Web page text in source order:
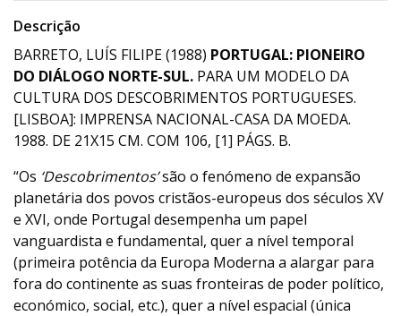
Descrição
BARRETO, LUÍS FILIPE (1988) PORTUGAL: PIONEIRO
DO DIÁLOGO NORTE-SUL. PARA UM MODELO DA
CULTURA DOS DESCOBRIMENTOS PORTUGUESES.
[LISBOA]: IMPRENSA NACIONAL-CASA DA MOEDA.
1988. DE 21X15 CM. COM 106, [1] PÁGS. B.
“Os ‘Descobrimentos’são o fenómeno de expansão
planetária dos povos cristãos-europeus dos séculos XV
e XVI, onde Portugal desempenha um papel
vanguardista e fundamental, quer a nível temporal
(primeira potência da Europa Moderna a alargar para
fora do continente as suas fronteiras de poder político,
económico, social, etc.), quer a nível espacial (única